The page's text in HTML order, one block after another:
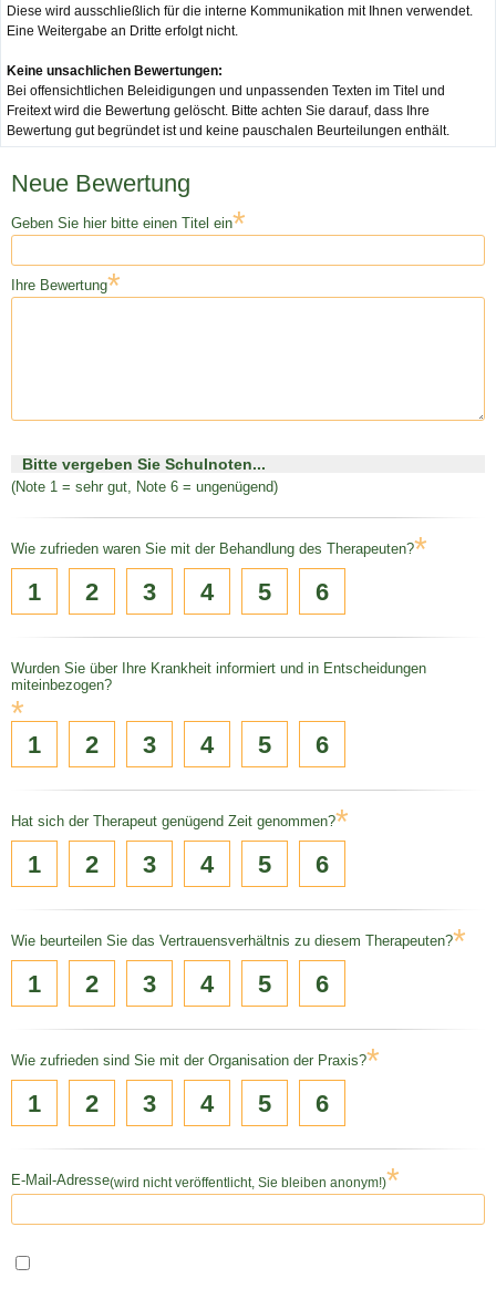
Diese wird ausschließlich für die interne Kommunikation mit Ihnen verwendet.
Eine Weitergabe an Dritte erfolgt nicht.
Keine unsachlichen Bewertungen:
Bei offensichtlichen Beleidigungen und unpassenden Texten im Titel und
Freitext wird die Bewertung gelöscht. Bitte achten Sie darauf, dass Ihre
Bewertung gut begründet ist und keine pauschalen Beurteilungen enthält.
Neue Bewertung
Geben Sie hier bitte einen Titel ein*
Ihre Bewertung*
Bitte vergeben Sie Schulnoten...
(Note 1 = sehr gut, Note 6 = ungenügend)
Wie zufrieden waren Sie mit der Behandlung des Therapeuten?*
1 2 3 4 5 6
Wurden Sie über Ihre Krankheit informiert und in Entscheidungen
miteinbezogen?
*
1 2 3 4 5 6
Hat sich der Therapeut genügend Zeit genommen?*
1 2 3 4 5 6
Wie beurteilen Sie das Vertrauensverhältnis zu diesem Therapeuten?*
1 2 3 4 5 6
Wie zufrieden sind Sie mit der Organisation der Praxis?*
1 2 3 4 5 6
E-Mail-Adresse(wird nicht veröffentlicht, Sie bleiben anonym!)*